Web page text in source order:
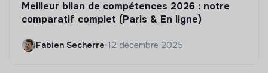
Meilleur bilan de compétences 2026 : notre
comparatif complet (Paris & En ligne)
Fabien Secherre•12 décembre 2025